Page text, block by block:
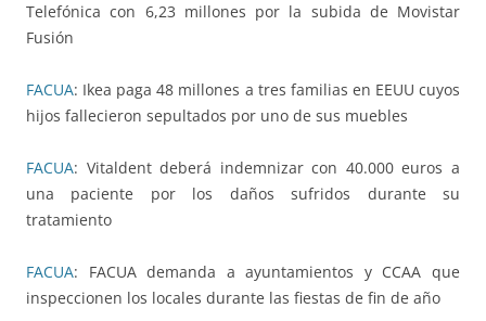
Telefónica con 6,23 millones por la subida de Movistar
Fusión
FACUA: Ikea paga 48 millones a tres familias en EEUU cuyos
hijos fallecieron sepultados por uno de sus muebles
FACUA: Vitaldent deberá indemnizar con 40.000 euros a
una paciente por los daños sufridos durante su
tratamiento
FACUA: FACUA demanda a ayuntamientos y CCAA que
inspeccionen los locales durante las fiestas de fin de año